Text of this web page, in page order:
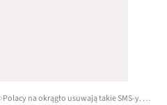
Polacy na okrągło usuwają takie SMS-y. Są lepsze opcje